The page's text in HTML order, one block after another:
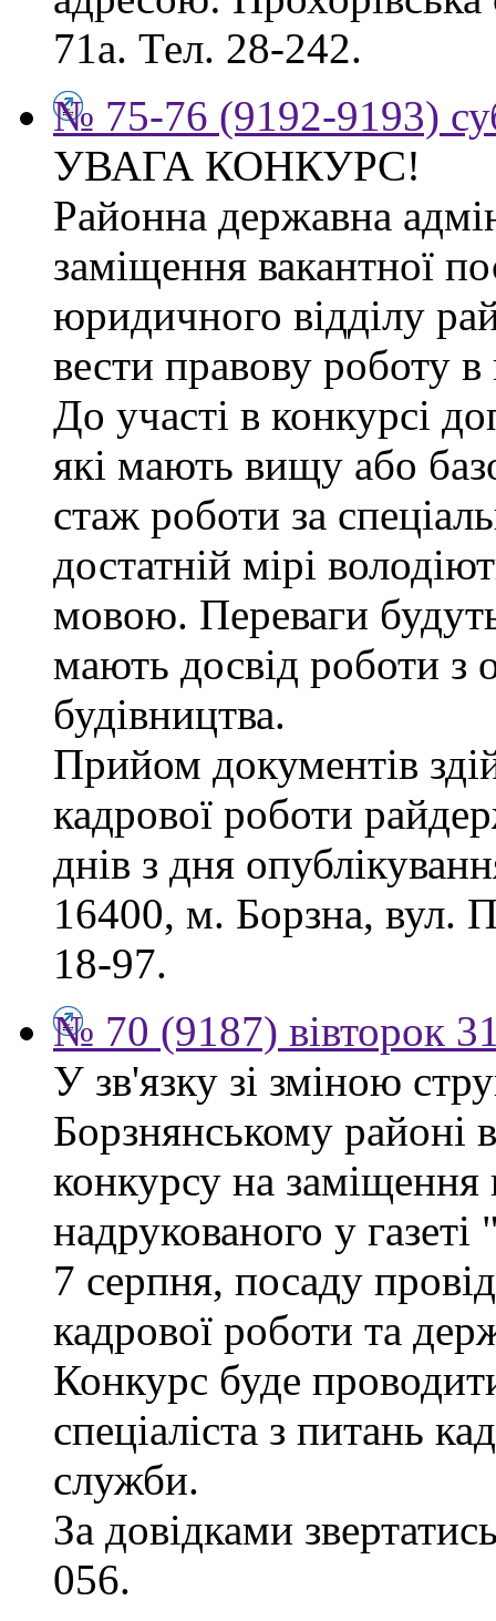
71а. Тел. 28-242.
№ 75-76 (9192-9193)
УВАГА КОНКУРС!
Районна державна
заміщення вакантної
юридичного відділу
вести правову роботу в
До участі в конкурсі
які мають вищу або
стаж роботи за
достатній мірі
мовою. Переваги
мають досвід роботи з
будівництва.
Прийом документів
кадрової роботи
днів з дня
16400, м. Борзна, вул.
18-97.
№ 70 (9187) вівторок
У зв'язку зі зміною
Борзнянському районі
конкурсу на заміщення
надрукованого у
7 серпня, посаду
кадрової роботи та
Конкурс буде
спеціаліста з питань
служби.
За довідками
056.